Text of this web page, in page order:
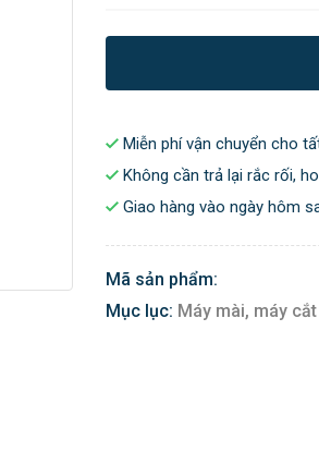
Miễn phí vận chuyển cho
Không cần trả lại rắc rối,
Giao hàng vào ngày hôm
Mã sản phẩm:
Mục lục: Máy mài, máy cắt